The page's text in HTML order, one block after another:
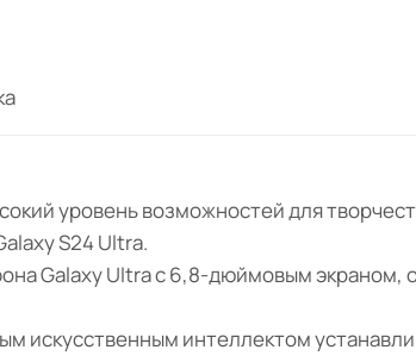
уровень возможностей для
S24 Ultra.
Galaxy Ultra с 6,8-дюймовым
искусственным интеллектом